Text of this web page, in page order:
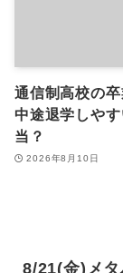
通信制高校の卒
中途退学しや
当？
2026年8月10日
8/21(金)メ